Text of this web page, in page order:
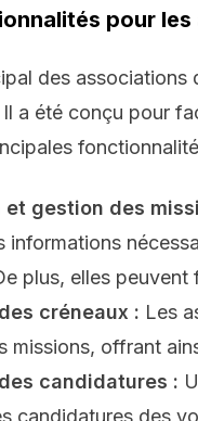
pour
des associations
a été conçu pour
et gestion des
informations
plus, elles
créneaux : Les
missions, offrant
candidatures :
candidatures des